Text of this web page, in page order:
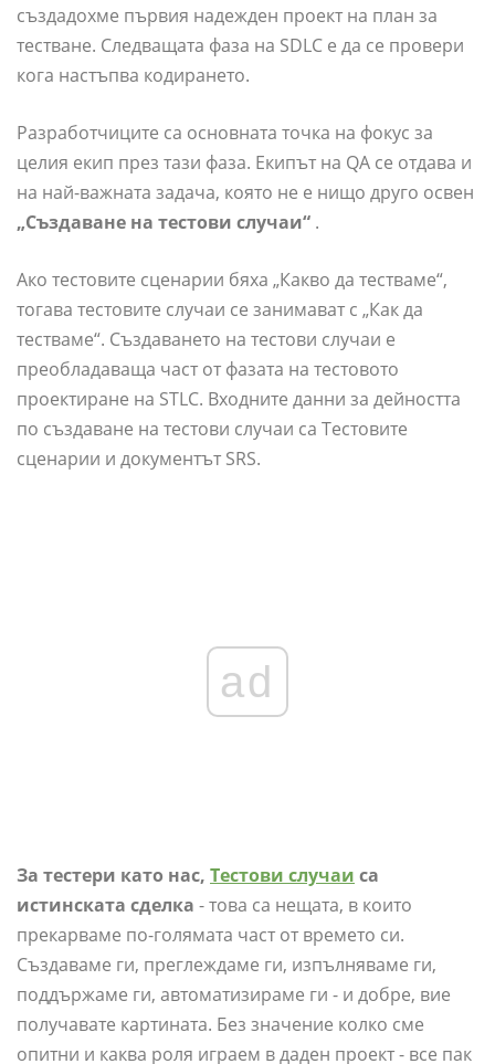
създадохме първия надежден проект на план за
тестване. Следващата фаза на SDLC е да се провери
кога настъпва кодирането.
Разработчиците са основната точка на фокус за
целия екип през тази фаза. Екипът на QA се отдава и
на най-важната задача, която не е нищо друго освен
„Създаване на тестови случаи“ .
Ако тестовите сценарии бяха „Какво да тестваме“,
тогава тестовите случаи се занимават с „Как да
тестваме“. Създаването на тестови случаи е
преобладаваща част от фазата на тестовото
проектиране на STLC. Входните данни за дейността
по създаване на тестови случаи са Тестовите
сценарии и документът SRS.
ad
За тестери като нас, Тестови случаи са
истинската сделка - това са нещата, в които
прекарваме по-голямата част от времето си.
Създаваме ги, преглеждаме ги, изпълняваме ги,
поддържаме ги, автоматизираме ги - и добре, вие
получавате картината. Без значение колко сме
опитни и каква роля играем в даден проект - все пак